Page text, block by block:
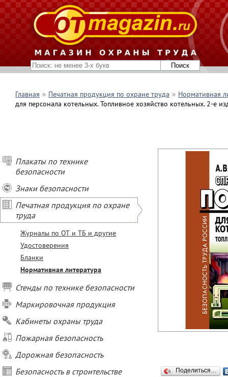
Главная Печатная продукция по охране труда
Нормативная
для персонала котельных. Топливное хозяйство котельных. 2-е
Плакаты по технике
безопасности
Знаки безопасности
Печатная продукция по охране
труда
Журналы по ОТ и ТБ и другие
Удостоверения
Бланки
Нормативная литература
Стенды по технике безопасности
Маркировочная продукция
Кабинеты охраны труда
Пожарная безопасность
Дорожная безопасность
Безопасность в строительстве
Поделиться…